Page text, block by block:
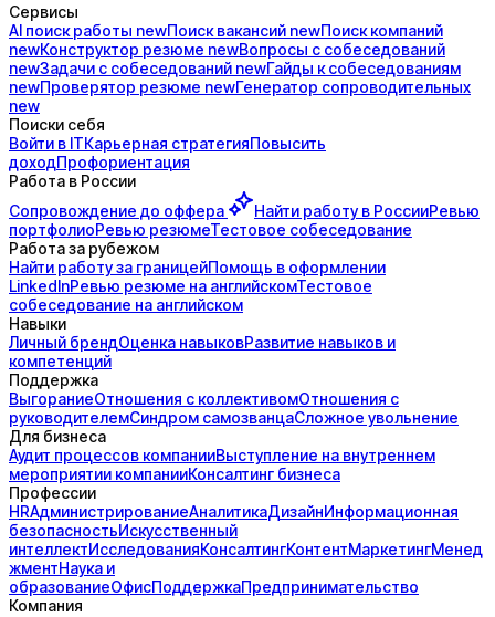
Сервисы
AI поискработы newПоисквакансий newПоисккомпаний
newКонструктор резюме newВопросы с собеседований
newЗадачи с собеседований newГайды ксобеседованиям
newПроверятор резюме newГенератор сопроводительных
new
Поиски себя
Войти в ITКарьерная стратегияПовысить
доходПрофориентация
Работа в России
Сопровождение до оффера Найти работу в РоссииРевью
портфолиоРевью резюмеТестовое собеседование
Работа за рубежом
Найти работу за границейПомощь в оформлении
LinkedInРевью резюме на английскомТестовое
собеседование на английском
Навыки
Личный брендОценка навыковРазвитие навыков и
компетенций
Поддержка
ВыгораниеОтношения с коллективомОтношения с
руководителемСиндром самозванцаСложное увольнение
Для бизнеса
Аудит процессов компанииВыступление на внутреннем
мероприятии компанииКонсалтинг бизнеса
Профессии
HRАдминистрированиеАналитикаДизайнИнформационная
безопасностьИскусственный
интеллектИсследованияКонсалтингКонтентМаркетингМенед
жментНаука и
образованиеОфисПоддержкаПредпринимательство
Компания